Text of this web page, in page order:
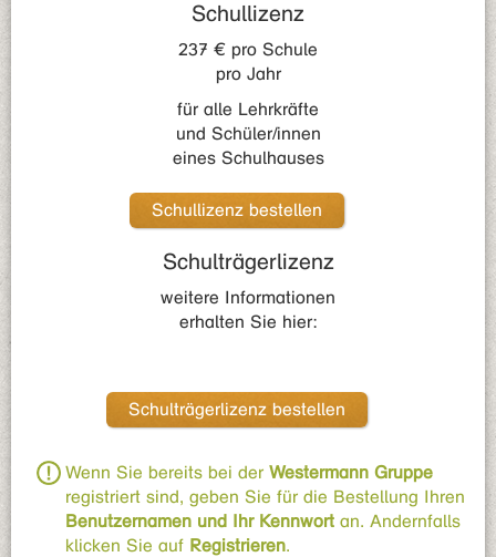
Schullizenz
237 € pro Schule
pro Jahr
für alle Lehrkräfte
und Schüler/innen
eines Schulhauses
Schullizenz bestellen
Schulträgerlizenz
weitere Informationen
erhalten Sie hier:
Schulträgerlizenz bestellen
Wenn Sie bereits bei der Westermann Gruppe
registriert sind, geben Sie für die Bestellung Ihren
Benutzernamen und Ihr Kennwort an. Andernfalls
klicken Sie auf Registrieren.